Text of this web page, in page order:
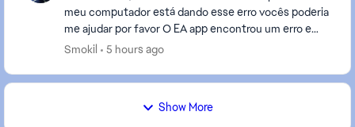
meu computador está dando esse erro vocês poderia
me ajudar por favor O EA app encontrou um erro e
não pôde concluir a instalação (código ...
Smokil 5 hours ago
Show More